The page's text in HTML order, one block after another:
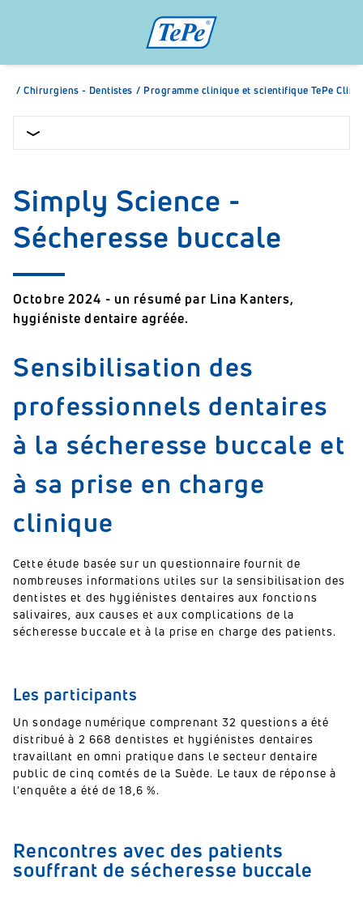
/ Chirurgiens - Dentistes / Programme clinique et scientifique TePe
Simply Science -
Sécheresse buccale
Octobre 2024 - un résumé par Lina Kanters,
hygiéniste dentaire agréée.
Sensibilisation des
professionnels dentaires
à la sécheresse buccale et
à sa prise en charge
clinique
Cette étude basée sur un questionnaire fournit de
nombreuses informations utiles sur la sensibilisation des
dentistes et des hygiénistes dentaires aux fonctions
salivaires, aux causes et aux complications de la
sécheresse buccale et à la prise en charge des patients.
Les participants
Un sondage numérique comprenant 32 questions a été
distribué à 2 668 dentistes et hygiénistes dentaires
travaillant en omni pratique dans le secteur dentaire
public de cinq comtés de la Suède. Le taux de réponse à
l'enquête a été de 18,6 %.
Rencontres avec des patients
souffrant de sécheresse buccale